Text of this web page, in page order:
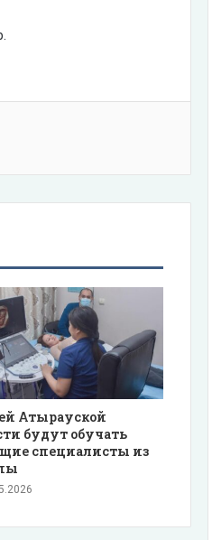
Атырауской
будут обучать
специалисты из